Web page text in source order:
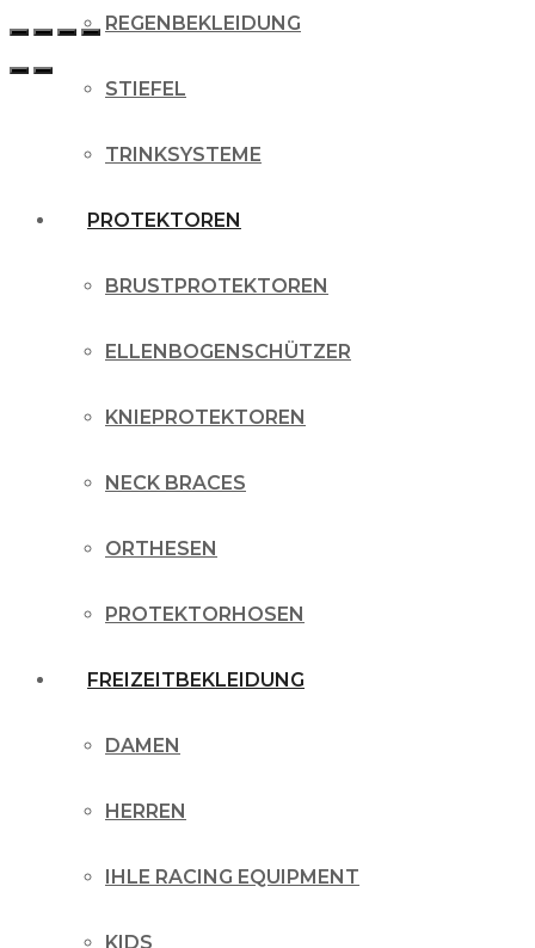
REGENBEKLEIDUNG
STIEFEL
TRINKSYSTEME
PROTEKTOREN
BRUSTPROTEKTOREN
ELLENBOGENSCHÜTZER
KNIEPROTEKTOREN
NECK BRACES
ORTHESEN
PROTEKTORHOSEN
FREIZEITBEKLEIDUNG
DAMEN
HERREN
IHLE RACING EQUIPMENT
KIDS